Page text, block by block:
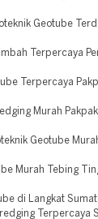
Geotube
Terpercaya
Terpercaya
Murah
Geotube
Murah Tebing
di Langkat
Terpercaya